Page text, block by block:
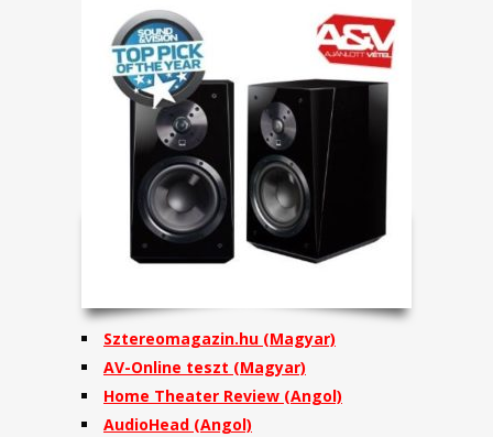
Sztereomagazin.hu (Magyar)
AV-Online teszt (Magyar)
Home Theater Review (Angol)
AudioHead (Angol)